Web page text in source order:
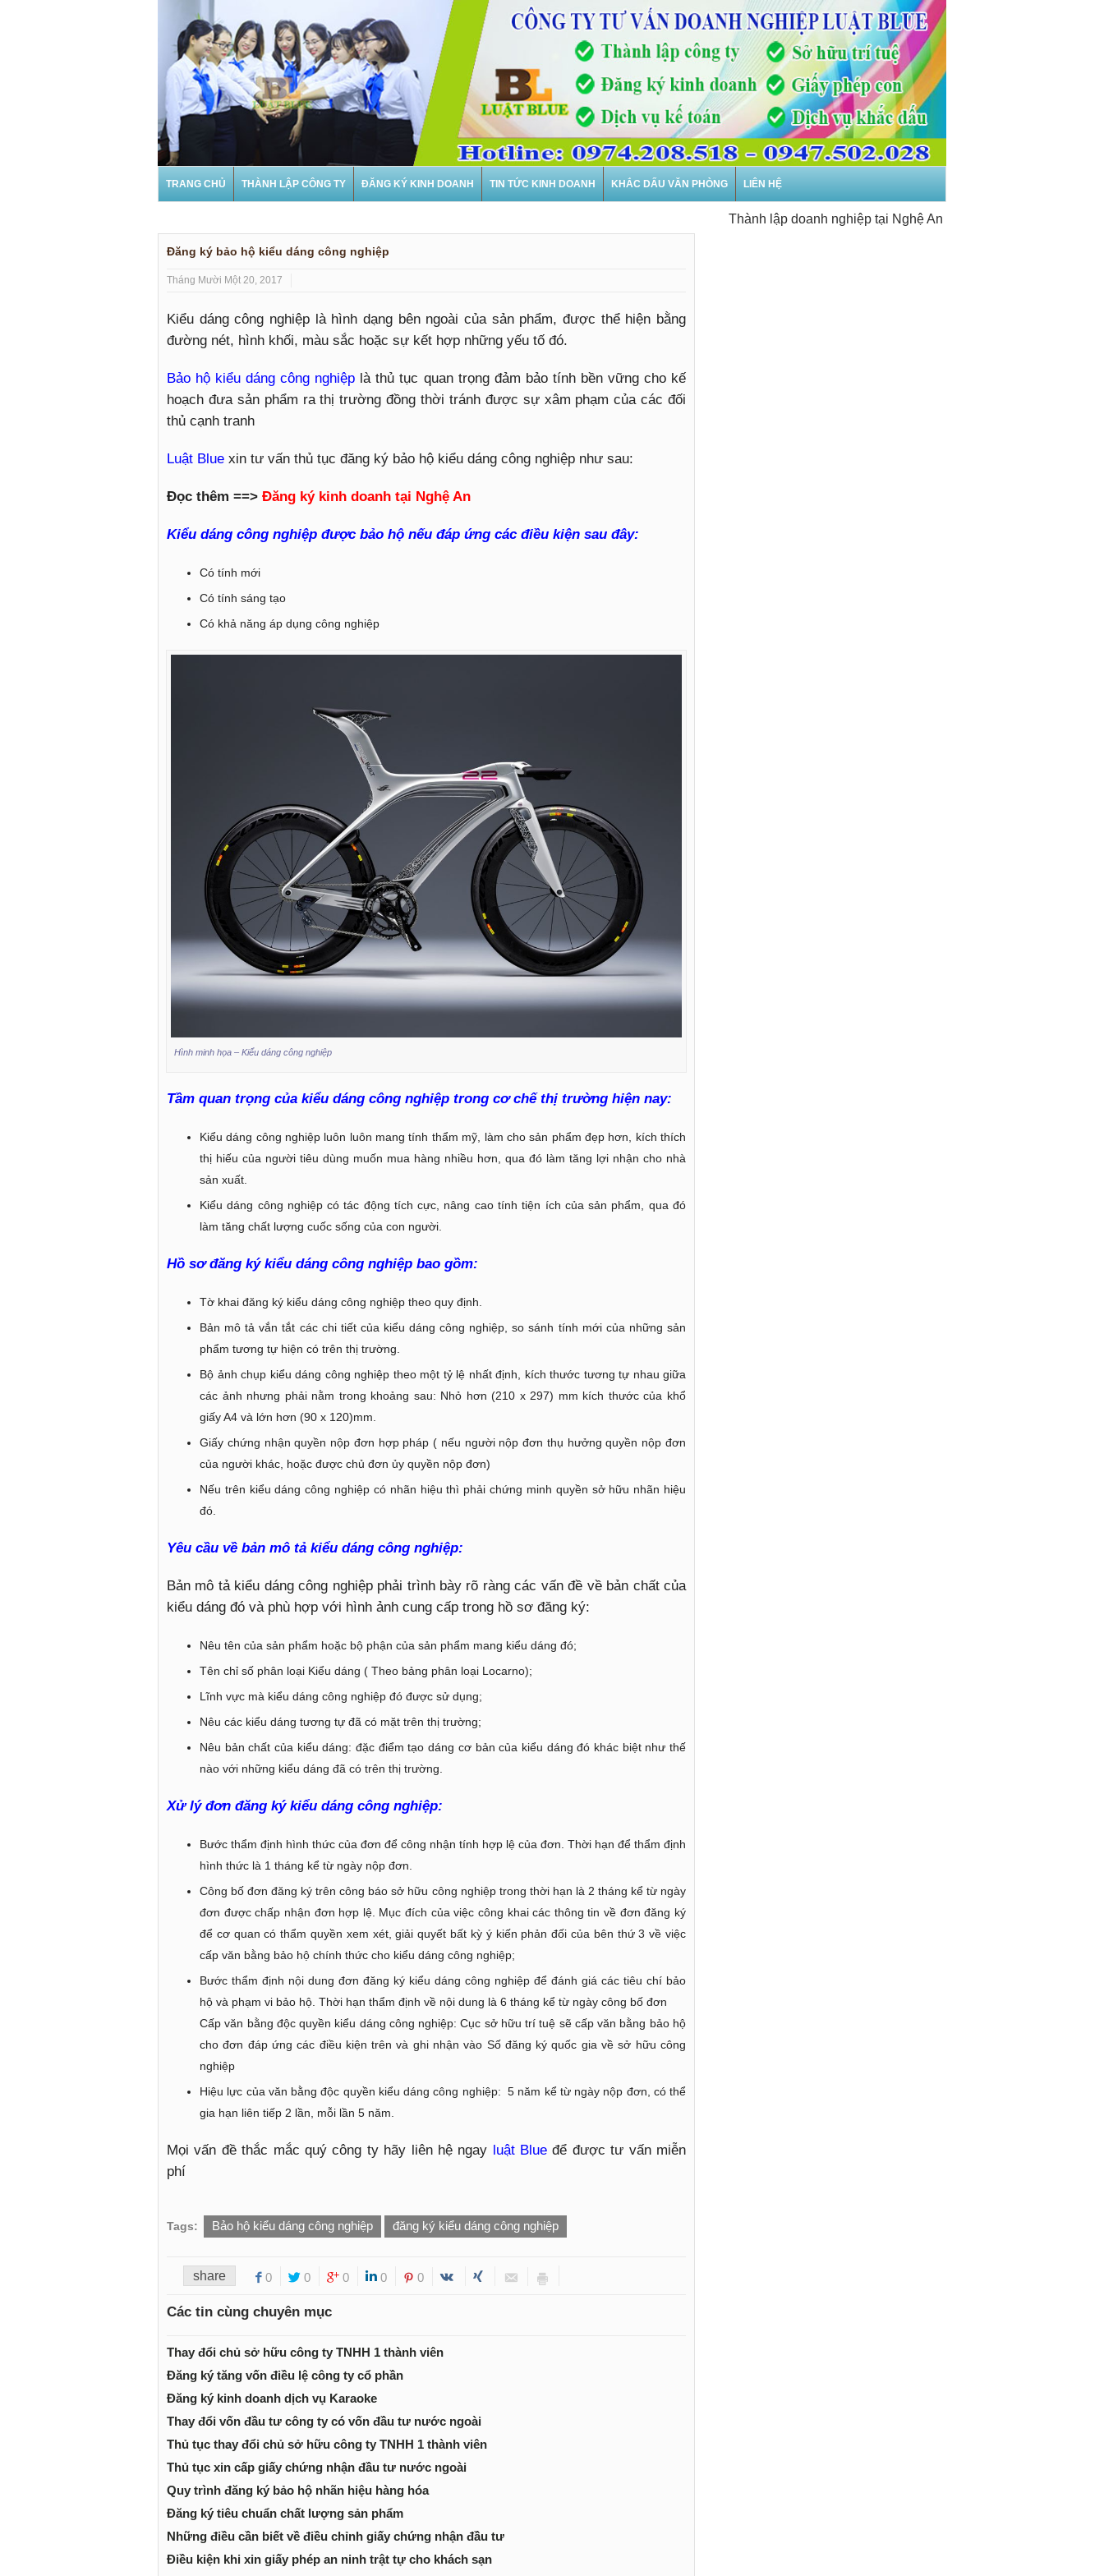
TRANG CHỦ THÀNH LẬP CÔNG TY ĐĂNG KÝ KINH DOANH TIN TỨC KINH DOANH KHẮC DẤU VĂN PHÒNG LIÊN HỆ
Thành lập doanh nghiệp tại Nghệ An- Dịch vụ thành lập doanh
Đăng ký bảo hộ kiểu dáng công nghiệp
Tháng Mười Một 20, 2017
Kiểu dáng công nghiệp là hình dạng bên ngoài của sản phẩm, được thể hiện bằng
đường nét, hình khối, màu sắc hoặc sự kết hợp những yếu tố đó.
Bảo hộ kiểu dáng công nghiệp là thủ tục quan trọng đảm bảo tính bền vững cho kế
hoạch đưa sản phẩm ra thị trường đồng thời tránh được sự xâm phạm của các đối
thủ cạnh tranh
Luật Blue xin tư vấn thủ tục đăng ký bảo hộ kiểu dáng công nghiệp như sau:
Đọc thêm ==> Đăng ký kinh doanh tại Nghệ An
Kiểu dáng công nghiệp được bảo hộ nếu đáp ứng các điều kiện sau đây:
Có tính mới
Có tính sáng tạo
Có khả năng áp dụng công nghiệp
Hình minh họa – Kiểu dáng công nghiệp
Tầm quan trọng của kiểu dáng công nghiệp trong cơ chế thị trường hiện nay:
Kiểu dáng công nghiệp luôn luôn mang tính thẩm mỹ, làm cho sản phẩm đẹp hơn, kích thích
thị hiếu của người tiêu dùng muốn mua hàng nhiều hơn, qua đó làm tăng lợi nhận cho nhà
sản xuất.
Kiểu dáng công nghiệp có tác động tích cực, nâng cao tính tiện ích của sản phẩm, qua đó
làm tăng chất lượng cuốc sống của con người.
Hồ sơ đăng ký kiểu dáng công nghiệp bao gồm:
Tờ khai đăng ký kiểu dáng công nghiệp theo quy định.
Bản mô tả vắn tắt các chi tiết của kiểu dáng công nghiệp, so sánh tính mới của những sản
phẩm tương tự hiện có trên thị trường.
Bộ ảnh chụp kiểu dáng công nghiệp theo một tỷ lệ nhất định, kích thước tương tự nhau giữa
các ảnh nhưng phải nằm trong khoảng sau: Nhỏ hơn (210 x 297) mm kích thước của khổ
giấy A4 và lớn hơn (90 x 120)mm.
Giấy chứng nhận quyền nộp đơn hợp pháp ( nếu người nộp đơn thụ hưởng quyền nộp đơn
của người khác, hoặc được chủ đơn ủy quyền nộp đơn)
Nếu trên kiểu dáng công nghiệp có nhãn hiệu thì phải chứng minh quyền sở hữu nhãn hiệu
đó.
Yêu cầu về bản mô tả kiểu dáng công nghiệp:
Bản mô tả kiểu dáng công nghiệp phải trình bày rõ ràng các vấn đề về bản chất của
kiểu dáng đó và phù hợp với hình ảnh cung cấp trong hồ sơ đăng ký:
Nêu tên của sản phẩm hoặc bộ phận của sản phẩm mang kiểu dáng đó;
Tên chỉ số phân loại Kiểu dáng ( Theo bảng phân loại Locarno);
Lĩnh vực mà kiểu dáng công nghiệp đó được sử dụng;
Nêu các kiểu dáng tương tự đã có mặt trên thị trường;
Nêu bản chất của kiểu dáng: đặc điểm tạo dáng cơ bản của kiểu dáng đó khác biệt như thế
nào với những kiểu dáng đã có trên thị trường.
Xử lý đơn đăng ký kiểu dáng công nghiệp:
Bước thẩm định hình thức của đơn để công nhận tính hợp lệ của đơn. Thời hạn để thẩm định
hình thức là 1 tháng kể từ ngày nộp đơn.
Công bố đơn đăng ký trên công báo sở hữu công nghiệp trong thời hạn là 2 tháng kể từ ngày
đơn được chấp nhận đơn hợp lệ. Mục đích của việc công khai các thông tin về đơn đăng ký
để cơ quan có thẩm quyền xem xét, giải quyết bất kỳ ý kiến phản đối của bên thứ 3 về việc
cấp văn bằng bảo hộ chính thức cho kiểu dáng công nghiệp;
Bước thẩm định nội dung đơn đăng ký kiểu dáng công nghiệp để đánh giá các tiêu chí bảo
hộ và phạm vi bảo hộ. Thời hạn thẩm định về nội dung là 6 tháng kể từ ngày công bố đơn
Cấp văn bằng độc quyền kiểu dáng công nghiệp: Cục sở hữu trí tuệ sẽ cấp văn bằng bảo hộ
cho đơn đáp ứng các điều kiện trên và ghi nhận vào Số đăng ký quốc gia về sở hữu công
nghiệp
Hiệu lực của văn bằng độc quyền kiểu dáng công nghiệp: 5 năm kể từ ngày nộp đơn, có thể
gia hạn liên tiếp 2 lần, mỗi lần 5 năm.
Mọi vấn đề thắc mắc quý công ty hãy liên hệ ngay luật Blue để được tư vấn miễn
phí
Tags: Bảo hộ kiểu dáng công nghiệp đăng ký kiểu dáng công nghiệp
share 0 0 0 0 0
Các tin cùng chuyên mục
Thay đổi chủ sở hữu công ty TNHH 1 thành viên
Đăng ký tăng vốn điều lệ công ty cổ phần
Đăng ký kinh doanh dịch vụ Karaoke
Thay đổi vốn đầu tư công ty có vốn đầu tư nước ngoài
Thủ tục thay đổi chủ sở hữu công ty TNHH 1 thành viên
Thủ tục xin cấp giấy chứng nhận đầu tư nước ngoài
Quy trình đăng ký bảo hộ nhãn hiệu hàng hóa
Đăng ký tiêu chuẩn chất lượng sản phẩm
Những điều cần biết về điều chỉnh giấy chứng nhận đầu tư
Điều kiện khi xin giấy phép an ninh trật tự cho khách sạn